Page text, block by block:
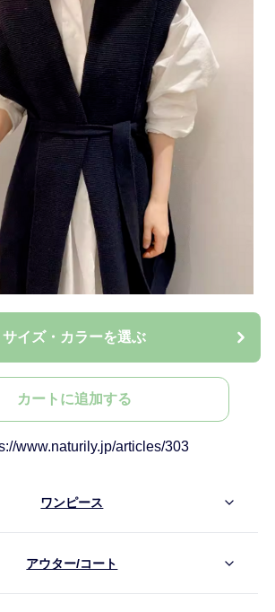
サイズ・カラーを選ぶ
カートに追加する
ワンピース
アウター/コート